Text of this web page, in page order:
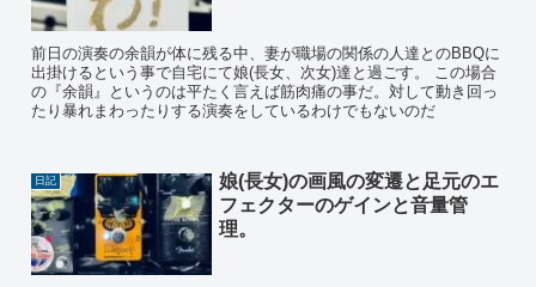
前日の演奏の余韻が体に残る中、妻が職場の関係の人達とのBBQに
出掛けるという事で自宅にて娘(長女、次女)達と過ごす。 この場合
の『余韻』というのは平たく言えば筋肉痛の事だ。対して動き回っ
たり暴れまわったりする演奏をしているわけでもないのだ
日記
娘(長女)の画風の変遷と足元のエ
フェクターのゲインと音量管
理。